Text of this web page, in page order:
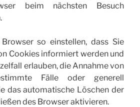
beim nächsten Besuch
so einstellen, dass Sie
Cookies informiert werden und
erlauben, die Annahme von
Fälle oder generell
das automatische Löschen der
des Browser aktivieren.